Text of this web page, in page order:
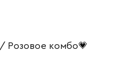
/ Розовое комбо💗